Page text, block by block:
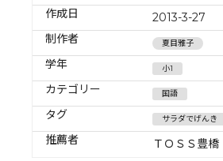
作成日
2013-3-27
制作者
夏目雅子
学年 小1
カテゴリー 国語
タグ サラダでげんき
推薦者 ＴＯＳＳ豊橋